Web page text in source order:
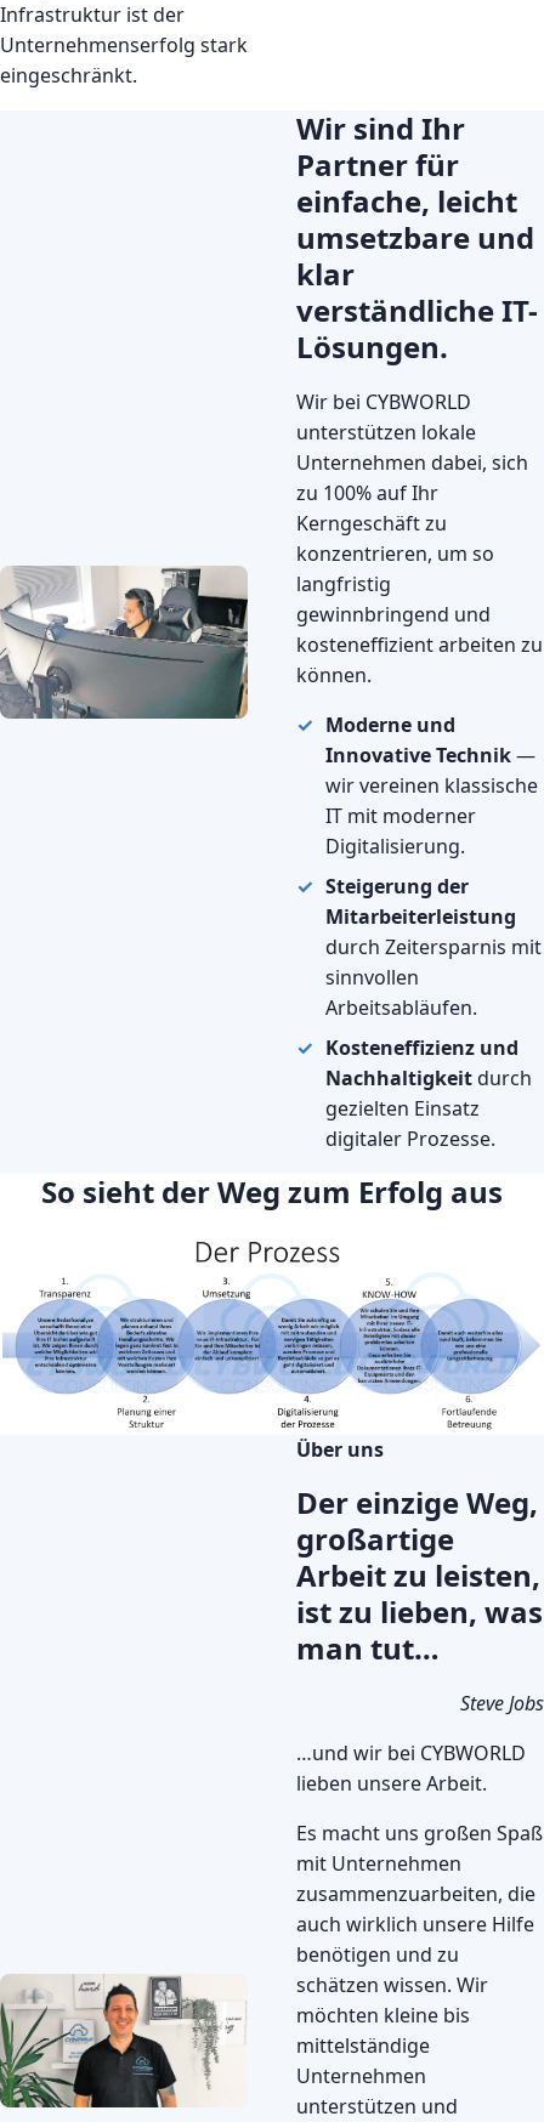
Infrastruktur ist der
Unternehmenserfolg stark
eingeschränkt.
Wir sind Ihr
Partner für
einfache, leicht
umsetzbare und
klar
verständliche IT-
Lösungen.
Wir bei CYBWORLD
unterstützen lokale
Unternehmen dabei, sich
zu 100% auf Ihr
Kerngeschäft zu
konzentrieren, um so
langfristig
gewinnbringend und
kosteneffizient arbeiten zu
können.
Moderne und
Innovative Technik—
wir vereinen klassische
IT mit moderner
Digitalisierung.
Steigerung der
Mitarbeiterleistung
durch Zeitersparnis mit
sinnvollen
Arbeitsabläufen.
Kosteneffizienz und
Nachhaltigkeitdurch
gezielten Einsatz
digitaler Prozesse.
So sieht der Weg zum Erfolg aus
Über uns
Der einzige Weg,
großartige
Arbeit zu leisten,
ist zu lieben, was
man tut…
Steve Jobs
…und wir bei CYBWORLD
lieben unsere Arbeit.
Es macht uns großen Spaß
mit Unternehmen
zusammenzuarbeiten, die
auch wirklich unsere Hilfe
benötigen und zu
schätzen wissen. Wir
möchten kleine bis
mittelständige
Unternehmen
unterstützen und